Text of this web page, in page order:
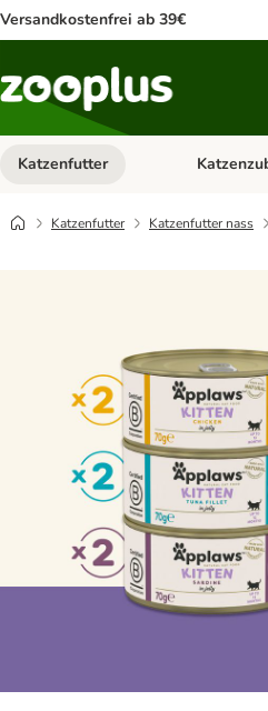
Versandkostenfrei ab 39€
Katzenfutter Kategorie-
Katzenfutter Katzenfutter nass